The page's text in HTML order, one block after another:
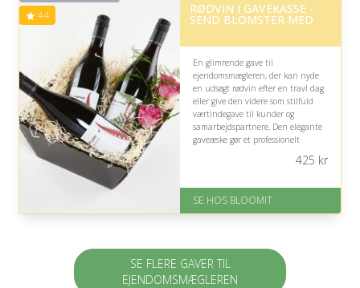
4.4 RØDVIN I GAVEKASSE -
SEND BLOMSTER MED
En glimrende gave til
ejendomsmægleren, der kan nyde
en udsøgt rødvin efter en travl dag
eller give den videre som stilfuld
værtindegave til kunder og
samarbejdspartnere. Den elegante
gaveæske gør et professionelt
naturligvis passe til modtagerens
På lager
Levering: samme dag eller efter
på 4.4 ud af 5
425 kr
SE HOS BLOOMIT
SE FLERE GAVER TIL
EJENDOMSMÆGLEREN